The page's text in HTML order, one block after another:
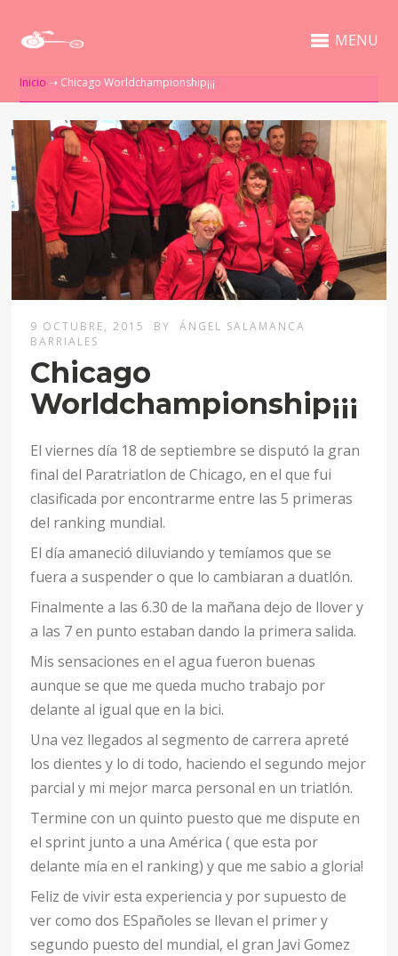
MENU
Inicio ➝ Chicago Worldchampionship¡¡¡
9 OCTUBRE, 2015 BY
ÁNGEL SALAMANCA
BARRIALES
Chicago
Worldchampionship¡¡¡
El viernes día 18 de septiembre se disputó la gran
final del Paratriatlon de Chicago, en el que fui
clasificada por encontrarme entre las 5 primeras
del ranking mundial.
El día amaneció diluviando y temíamos que se
fuera a suspender o que lo cambiaran a duatlón.
Finalmente a las 6.30 de la mañana dejo de llover y
a las 7 en punto estaban dando la primera salida.
Mis sensaciones en el agua fueron buenas
aunque se que me queda mucho trabajo por
delante al igual que en la bici.
Una vez llegados al segmento de carrera apreté
los dientes y lo di todo, haciendo el segundo mejor
parcial y mi mejor marca personal en un triatlón.
Termine con un quinto puesto que me dispute en
el sprint junto a una América ( que esta por
delante mía en el ranking) y que me sabio a gloria!
Feliz de vivir esta experiencia y por supuesto de
ver como dos ESpañoles se llevan el primer y
segundo puesto del mundial, el gran Javi Gomez